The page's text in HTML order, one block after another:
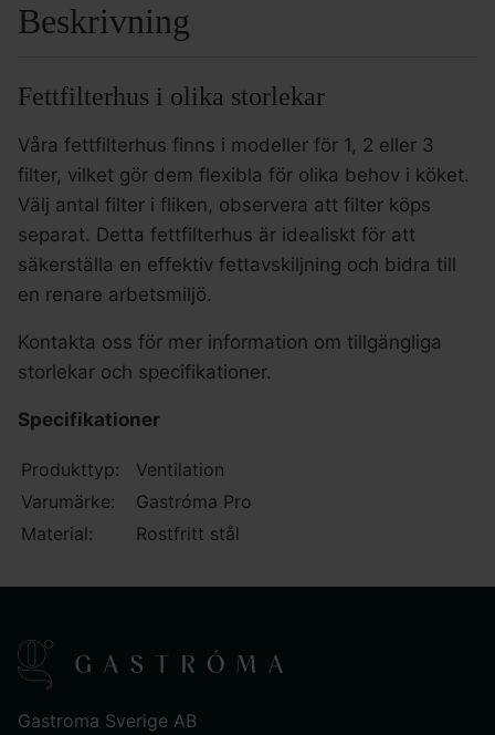
Beskrivning
Fettfilterhus i olika storlekar
Våra fettfilterhus finns i modeller för 1, 2 eller 3
filter, vilket gör dem flexibla för olika behov i köket.
Välj antal filter i fliken, observera att filter köps
separat. Detta fettfilterhus är idealiskt för att
säkerställa en effektiv fettavskiljning och bidra till
en renare arbetsmiljö.
Kontakta oss för mer information om tillgängliga
storlekar och specifikationer.
Specifikationer
Produkttyp:
Ventilation
Varumärke:
Gastróma Pro
Material:
Rostfritt stål
Gastroma Sverige AB